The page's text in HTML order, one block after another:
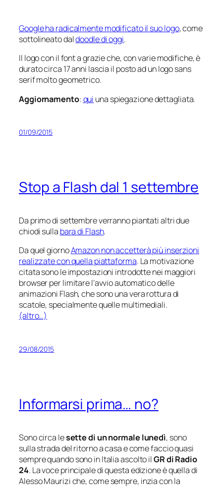
Google ha radicalmente modificato il suo logo, come
sottolineato daldoodle di oggi.
Il logo con il font a grazie che, con varie modifiche, è
durato circa 17 anni lascia il posto ad un logo sans
serif molto geometrico.
Aggiornamento: qui una spiegazione dettagliata.
01/09/2015
Stop a Flash dal 1 settembre
Da primo di settembre verranno piantati altri due
chiodi sulla bara di Flash.
Da quel giornoAmazon non accetterà più inserzioni
realizzate con quella piattaforma. La motivazione
citata sono le impostazioni introdotte nei maggiori
browser per limitare l’avvio automatico delle
animazioni Flash, che sono una vera rottura di
scatole, specialmente quelle multimediali.
(altro…)
29/08/2015
Informarsi prima… no?
Sono circa lesette di un normale lunedì, sono
sulla strada del ritorno a casa e come faccio quasi
sempre quando sono in Italia ascolto ilGR di Radio
24. La voce principale di questa edizione è quella di
Alesso Mauriziche, come sempre, inzia con la